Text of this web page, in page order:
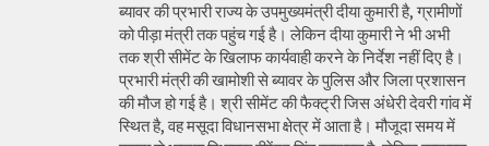
ब्यावर की प्रभारी राज्य के उपमुख्यमंत्री दीया कुमारी है, ग्रामीणों
को पीड़ा मंत्री तक पहुंच गई है। लेकिन दीया कुमारी ने भी अभी
तक श्री सीमेंट के खिलाफ कार्यवाही करने के निर्देश नहीं दिए है।
प्रभारी मंत्री की खामोशी से ब्यावर के पुलिस और जिला प्रशासन
की मौज हो गई है। श्री सीमेंट की फैक्ट्री जिस अंधेरी देवरी गांव में
स्थित है, वह मसूदा विधानसभा क्षेत्र में आता है। मौजूदा समय में